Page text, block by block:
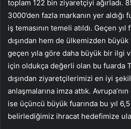
toplam 122 bin ziyaretçiyi ağırladı.
3000’den fazla markanın yer aldığı
iş temasının temeli atıldı. Geçen yıl
dışından hem de ülkemizden
geçen yıla göre daha büyük bir ilgi
için oldukça değerli olan bu fuarda
dışından ziyaretçilerimizi en iyi
anlaşmalarına imza attık.
ise üçüncü büyük fuarında bu yıl
belirlediğimiz ihracat hedefimize